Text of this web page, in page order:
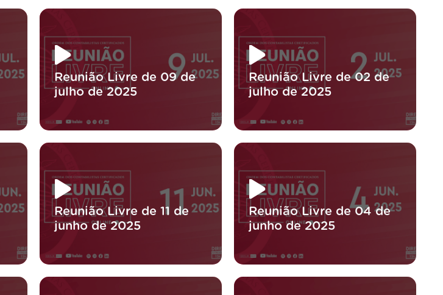
Reunião Livre de 09 de
julho de 2025
Reunião Livre de 02 de
julho de 2025
Reunião Livre de 11 de
junho de 2025
Reunião Livre de 04 de
junho de 2025